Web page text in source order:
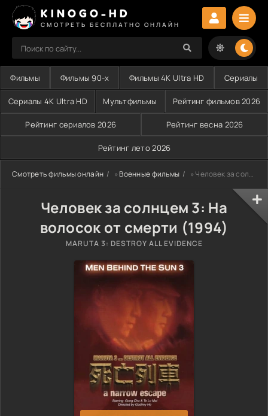
KINOGO-HD
СМОТРЕТЬ БЕСПЛАТНО ОНЛАЙН
Фильмы Фильмы 90-х Фильмы 4K Ultra HD Сериалы
Сериалы 4K Ultra HD Мультфильмы Рейтинг фильмов 2026
Рейтинг сериалов 2026 Рейтинг весна 2026
Рейтинг лето 2026
Смотреть фильмы онлайн »Военные фильмы » Человек за солнцем 3: На волосок от смерти (1994)
Человек за солнцем 3: На
волосок от смерти (1994)
MARUTA 3: DESTROY ALL EVIDENCE